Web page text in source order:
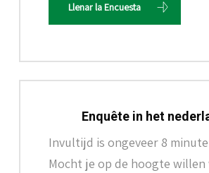
Llenar la Encuesta
Enquête in het
Invultijd is ongeveer 8
Mocht je op de hoogte willen